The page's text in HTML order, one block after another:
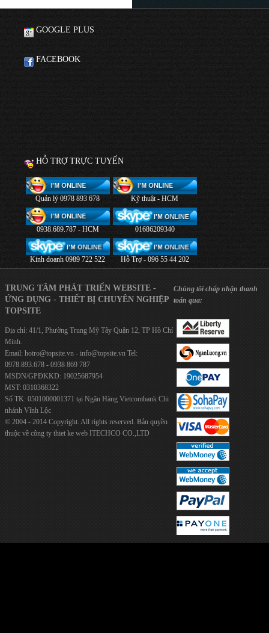
GOOGLE PLUS
FACEBOOK
HỖ TRỢ TRỰC TUYẾN
Quản lý 0978 893 678 Kỹ thuật - HCM
0938.689.787 - HCM 01686209340
Kinh doanh 0989 722 522 Hỗ Trợ - 096 55 44 202
TRUNG TÂM PHÁT TRIỂN WEBSITE -
ỨNG DỤNG - THIẾT BỊ CHUYÊN NGHIỆP
TOPSITE
Địa chỉ: 41/1, Phường Trung Mỹ Tây Quận 12, TP Hồ Chí
Minh.
Email: hotro@topsite.vn - info@topsite.vn Tel:
0978.893.678 - 0938 869 787
MSDN/GPĐKKD: 19025687954
MST: 0310368322
Số TK: 0501000001371 tại Ngân Hàng Vietcombank Chi
nhánh Vĩnh Lộc
© 2004 - 2014 Copyright. All rights reserved. Bản quyền
thuộc về công ty thiet ke web ITECHCO CO.,LTD
Chúng tôi chấp nhận thanh
toán qua: